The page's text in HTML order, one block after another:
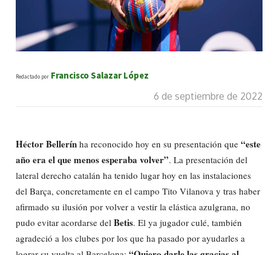
Redactado por Francisco Salazar López
6 de septiembre de 2022
Héctor Bellerín ha reconocido hoy en su presentación que “este
año era el que menos esperaba volver”. La presentación del
lateral derecho catalán ha tenido lugar hoy en las instalaciones
del Barça, concretamente en el campo Tito Vilanova y tras haber
afirmado su ilusión por volver a vestir la elástica azulgrana, no
pudo evitar acordarse del Betis. El ya jugador culé, también
agradeció a los clubes por los que ha pasado por ayudarles a